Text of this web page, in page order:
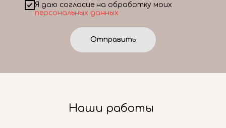
Я даю согласие на обработку моих
персональных данных
Отправить
Наши работы